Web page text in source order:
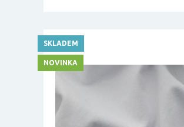
SKLADEM
NOVINKA